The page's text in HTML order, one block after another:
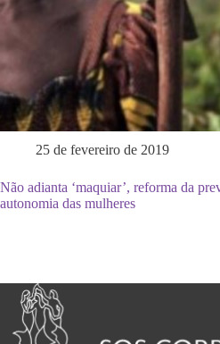
25 de fevereiro de 2019
Não adianta ‘maquiar’, reforma da
autonomia das mulheres